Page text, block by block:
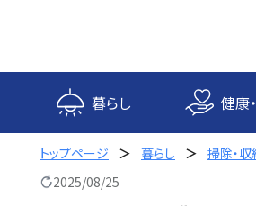
ス
プ
暮らし 健康
トップページ 暮らし 掃除・収
2025/08/25